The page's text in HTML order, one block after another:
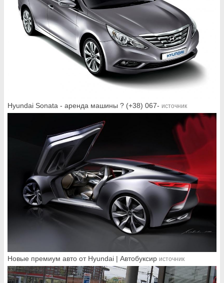
Hyundai Sonata - аренда машины ? (+38) 067- источник
Новые премиум авто от Hyundai | Автобуксир источник